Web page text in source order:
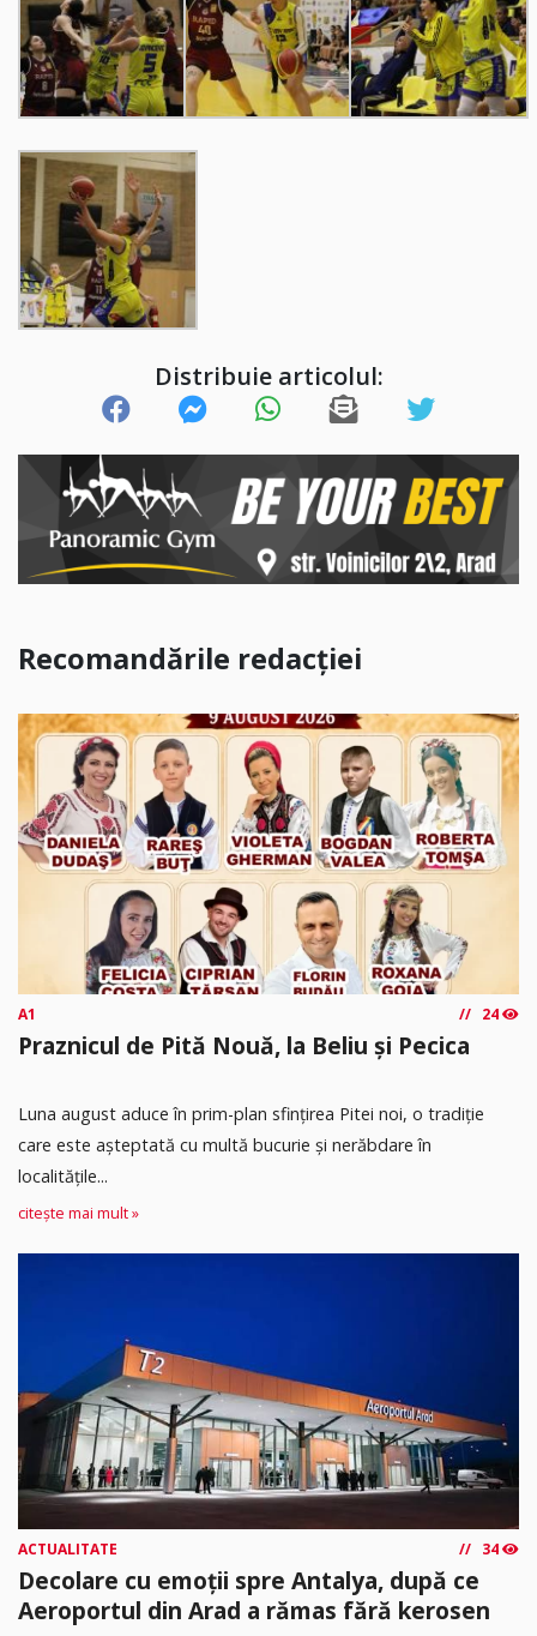
Distribuie articolul:
Recomandările redacției
A1 24
Praznicul de Pită Nouă, la Beliu și Pecica
Luna august aduce în prim-plan sfințirea Pitei noi, o tradiție
care este așteptată cu multă bucurie și nerăbdare în
localitățile...
citește mai mult »
ACTUALITATE 34
Decolare cu emoții spre Antalya, după ce
Aeroportul din Arad a rămas fără kerosen